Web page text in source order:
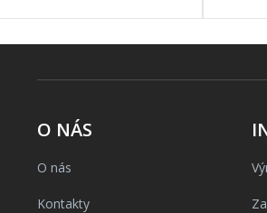
O NÁS
O nás
Kontakty